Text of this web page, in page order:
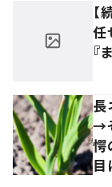
【
任
『
長
→
愕
目